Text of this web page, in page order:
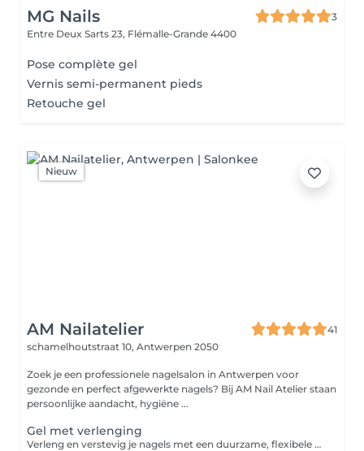
MG Nails
3
Entre Deux Sarts 23, Flémalle-Grande 4400
Pose complète gel
Vernis semi-permanent pieds
Retouche gel
Nieuw
AM Nailatelier
41
schamelhoutstraat 10, Antwerpen 2050
Zoek je een professionele nagelsalon in Antwerpen voor
gezonde en perfect afgewerkte nagels? Bij AM Nail Atelier staan
persoonlijke aandacht, hygiëne ...
Gel met verlenging
Verleng en verstevig je nagels met een duurzame, flexibele gel voor een ijzersterk en glanzend resultaat. Wil je Nail Art? Gelieve dit los bij te boeken via het menu 'NAIL ART'.